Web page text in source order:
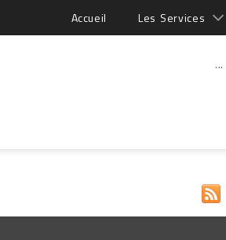
Accueil Les Services
...